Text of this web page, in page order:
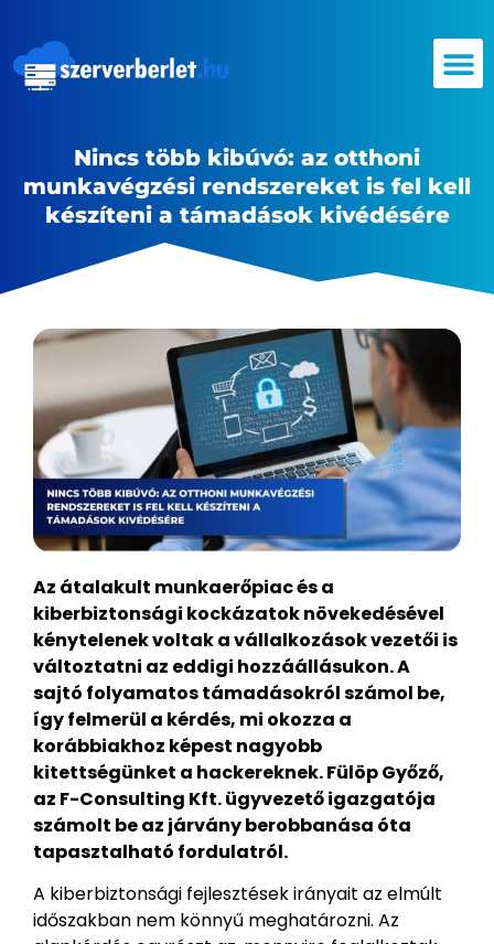
Nincs több kibúvó: az otthoni
munkavégzési rendszereket is fel kell
készíteni a támadások kivédésére
Az átalakult munkaerőpiac és a
kiberbiztonsági kockázatok növekedésével
kénytelenek voltak a vállalkozások vezetői is
változtatni az eddigi hozzáállásukon. A
sajtó folyamatos támadásokról számol be,
így felmerül a kérdés, mi okozza a
korábbiakhoz képest nagyobb
kitettségünket a hackereknek. Fülöp Győző,
az F-Consulting Kft. ügyvezető igazgatója
számolt be az járvány berobbanása óta
tapasztalható fordulatról.
A kiberbiztonsági fejlesztések irányait az elmúlt
időszakban nem könnyű meghatározni. Az